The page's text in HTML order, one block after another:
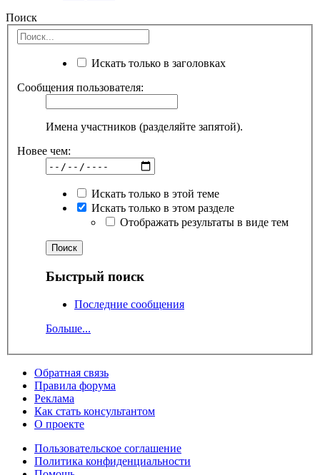
Поиск
Искать только в заголовках
Сообщения пользователя:
Имена участников (разделяйте запятой).
Новее чем:
Искать только в этой теме
Искать только в этом разделе
Отображать результаты в виде тем
Быстрый поиск
Последние сообщения
Больше...
Обратная связь
Правила форума
Реклама
Как стать консультантом
О проекте
Пользовательское соглашение
Политика конфиденциальности